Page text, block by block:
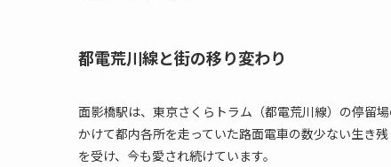
都電荒川線と街の移り変わり
面影橋駅は、東京さくらトラム（都電荒川線）の停留
かけて都内各所を走っていた路面電車の数少ない生き
を受け、今も愛され続けています。